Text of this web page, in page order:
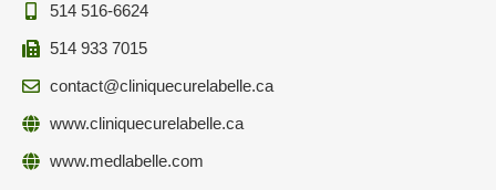
514 516-6624
514 933 7015
contact@cliniquecurelabelle.ca
www.cliniquecurelabelle.ca
www.medlabelle.com